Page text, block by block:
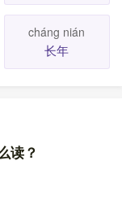
cháng nián
长年
读？